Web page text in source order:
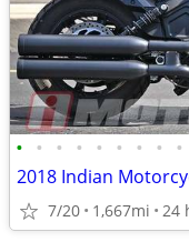
• • • • • • • • •
2018 Indian
7/20 1,667mi 24